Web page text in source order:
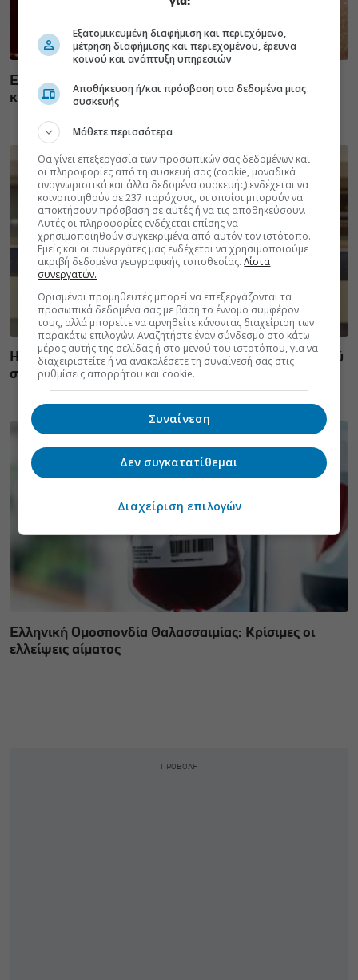
ECDC: Στην Ελλάδα το 25% των ευρωπαϊκών
κρουσμάτων ιού του Δυτικού Νείλου [πίνακας]
Η νέα εποχή της παιδιατρικής μεταμόσχευσης νεφρού
στην Ελλάδα
Ελληνική Ομοσπονδία Θαλασσαιμίας: Κρίσιμες οι
ελλείψεις αίματος
Εξατομικευμένη διαφήμιση και περιεχόμενο,
μέτρηση διαφήμισης και περιεχομένου, έρευνα
κοινού και ανάπτυξη υπηρεσιών
Αποθήκευση ή/και πρόσβαση στα δεδομένα μιας
συσκευής
Μάθετε περισσότερα
Θα γίνει επεξεργασία των προσωπικών σας δεδομένων και
οι πληροφορίες από τη συσκευή σας (cookie, μοναδικά
αναγνωριστικά και άλλα δεδομένα συσκευής) ενδέχεται να
κοινοποιηθούν σε 237 παρόχους, οι οποίοι μπορούν να
αποκτήσουν πρόσβαση σε αυτές ή να τις αποθηκεύσουν.
Αυτές οι πληροφορίες ενδέχεται επίσης να
χρησιμοποιηθούν συγκεκριμένα από αυτόν τον ιστότοπο.
Εμείς και οι συνεργάτες μας ενδέχεται να χρησιμοποιούμε
ακριβή δεδομένα γεωγραφικής τοποθεσίας.Λίστα
συνεργατών.
Ορισμένοι προμηθευτές μπορεί να επεξεργάζονται τα
προσωπικά δεδομένα σας με βάση το έννομο συμφέρον
τους, αλλά μπορείτε να αρνηθείτε κάνοντας διαχείριση των
παρακάτω επιλογών. Αναζητήστε έναν σύνδεσμο στο κάτω
μέρος αυτής της σελίδας ή στο μενού του ιστοτόπου, για να
διαχειριστείτε ή να ανακαλέσετε τη συναίνεσή σας στις
ρυθμίσεις απορρήτου και cookie.
Συναίνεση
Δεν συγκατατίθεμαι
Διαχείριση επιλογών